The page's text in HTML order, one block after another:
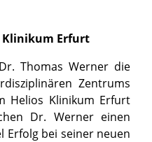
Klinikum Erfurt
Thomas Werner die
Zentrums
Helios Klinikum Erfurt
Dr. Werner einen
Erfolg bei seiner neuen